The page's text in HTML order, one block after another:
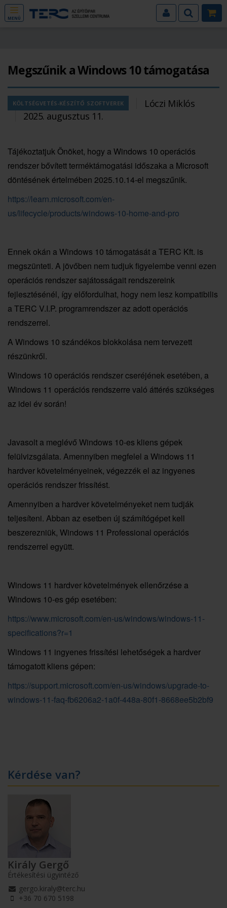
MENÜ
Megszűnik a Windows 10 támogatása
KÖLTSÉGVETÉS-KÉSZÍTŐ SZOFTVEREK
Lóczi Miklós
2025. augusztus 11.
Tájékoztatjuk Önöket, hogy a Windows 10 operációs
rendszer bővített terméktámogatási időszaka a Microsoft
döntésének értelmében 2025.10.14-el megszűnik.
https://learn.microsoft.com/en-
us/lifecycle/products/windows-10-home-and-pro
Ennek okán a Windows 10 támogatását a TERC Kft. is
megszünteti. A jövőben nem tudjuk figyelembe venni ezen
operációs rendszer sajátosságait rendszereink
fejlesztésénél, így előfordulhat, hogy nem lesz kompatibilis
a TERC V.I.P. programrendszer az adott operációs
rendszerrel.
A Windows 10 szándékos blokkolása nem tervezett
részünkről.
Windows 10 operációs rendszer cseréjének esetében, a
Windows 11 operációs rendszerre való áttérés szükséges
az idei év során!
Javasolt a meglévő Windows 10-es kliens gépek
felülvizsgálata. Amennyiben megfelel a Windows 11
hardver követelményeinek, végezzék el az ingyenes
operációs rendszer frissítést.
Amennyiben a hardver követelményeket nem tudják
teljesíteni. Abban az esetben új számítógépet kell
beszerezniük, Windows 11 Professional operációs
rendszerrel együtt.
Windows 11 hardver követelmények ellenőrzése a
Windows 10-es gép esetében:
https://www.microsoft.com/en-us/windows/windows-11-
specifications?r=1
Windows 11 ingyenes frissítési lehetőségek a hardver
támogatott kliens gépen:
https://support.microsoft.com/en-us/windows/upgrade-to-
windows-11-faq-fb6206a2-1a0f-448a-80f1-8668ee5b2bf9
Kérdése van?
Király Gergő
Értékesítési ügyintéző
gergo.kiraly@terc.hu
+36 70 670 5198